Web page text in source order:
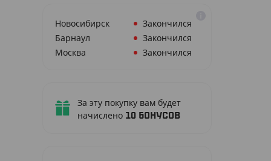
Новосибирск
Закончился
Барнаул
Закончился
Москва
Закончился
За эту покупку вам будет
начислено 10 бонусов